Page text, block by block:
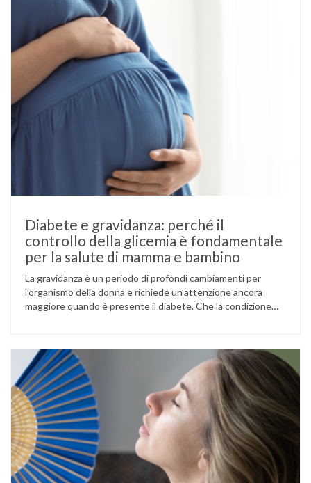
Diabete e gravidanza: perché il
controllo della glicemia è fondamentale
per la salute di mamma e bambino
La gravidanza è un periodo di profondi cambiamenti per
l’organismo della donna e richiede un’attenzione ancora
maggiore quando è presente il diabete. Che la condizione
volta durante la gestazione (diabete gestazionale),
mantenere …